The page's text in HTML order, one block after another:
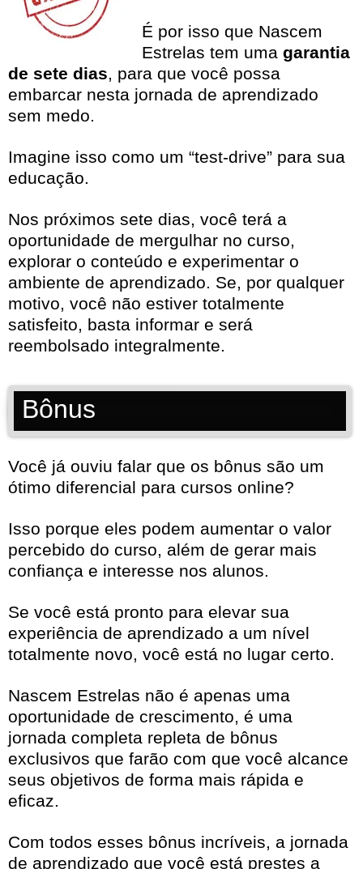
É por isso que Nascem
Estrelas tem uma garantia
de sete dias , para que você possa
embarcar nesta jornada de aprendizado
sem medo.
Imagine isso como um “test-drive” para sua
educação.
Nos próximos sete dias, você terá a
oportunidade de mergulhar no curso,
explorar o conteúdo e experimentar o
ambiente de aprendizado. Se, por qualquer
motivo, você não estiver totalmente
satisfeito, basta informar e será
reembolsado integralmente.
Bônus
Você já ouviu falar que os bônus são um
ótimo diferencial para cursos online?
Isso porque eles podem aumentar o valor
percebido do curso, além de gerar mais
confiança e interesse nos alunos.
Se você está pronto para elevar sua
experiência de aprendizado a um nível
totalmente novo, você está no lugar certo.
Nascem Estrelas não é apenas uma
oportunidade de crescimento, é uma
jornada completa repleta de bônus
exclusivos que farão com que você alcance
seus objetivos de forma mais rápida e
eficaz.
Com todos esses bônus incríveis, a jornada
de aprendizado que você está prestes a